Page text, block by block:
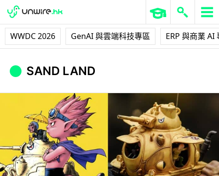
WWDC 2026 GenAI 與雲端科技專區 ERP 與商業 AI
SAND LAND